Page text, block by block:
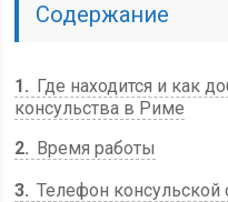
Содержание
1
Где находится и как
консульства в Риме
2
Время работы
3 Телефон